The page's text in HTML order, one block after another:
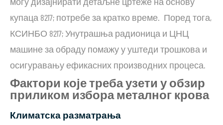
купаца 8217; потребе за кратко време. Поред тога,
КСИНБО 8217; Унутрашња радионица и ЦНЦ
машине за обраду помажу у уштеди трошкова и
осигуравању ефикасних производних процеса.
Фактори које треба узети у обзир
приликом избора металног крова
Климатска разматрања